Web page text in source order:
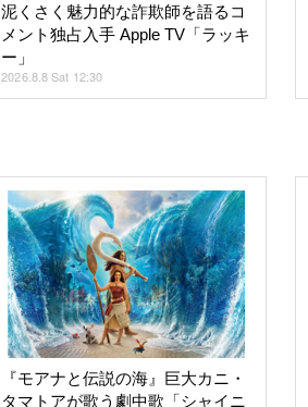
泥くさく魅力的な詐欺師を語るコ
メント独占入手 Apple TV「ラッキ
ー」
2026.8.8 Sat 12:30
『モアナと伝説の海』巨大カニ・
タマトアが歌う劇中歌「シャイニ